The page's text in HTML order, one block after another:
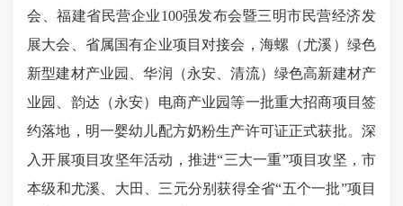
会、福建省民营企业100强发布会暨三明市民营经济发
展大会、省属国有企业项目对接会，海螺（尤溪）绿色
新型建材产业园、华润（永安、清流）绿色高新建材产
业园、韵达（永安）电商产业园等一批重大招商项目签
约落地，明一婴幼儿配方奶粉生产许可证正式获批。深
入开展项目攻坚年活动，推进“三大一重”项目攻坚，市
本级和尤溪、大田、三元分别获得全省“五个一批”项目